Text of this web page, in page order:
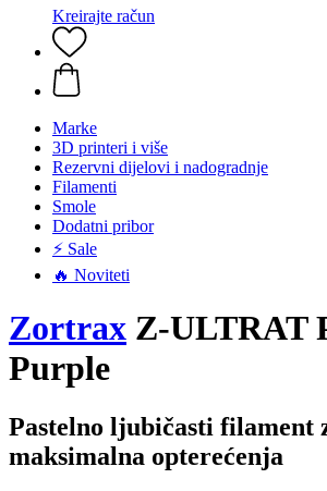
Kreirajte račun
Marke
3D printeri i više
Rezervni dijelovi i nadogradnje
Filamenti
Smole
Dodatni pribor
⚡ Sale
🔥 Noviteti
Zortrax Z-ULTRAT
Purple
Pastelno ljubičasti filament
maksimalna opterećenja